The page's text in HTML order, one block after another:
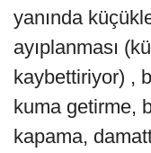
yanında
ayıplanması
kaybettiriyor) ,
kuma getirme,
kapama,